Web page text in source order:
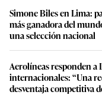
Simone Biles en Lima:
más ganadora del
una selección nacional
Aerolíneas responden a
internacionales: “Una
desventaja competitiva